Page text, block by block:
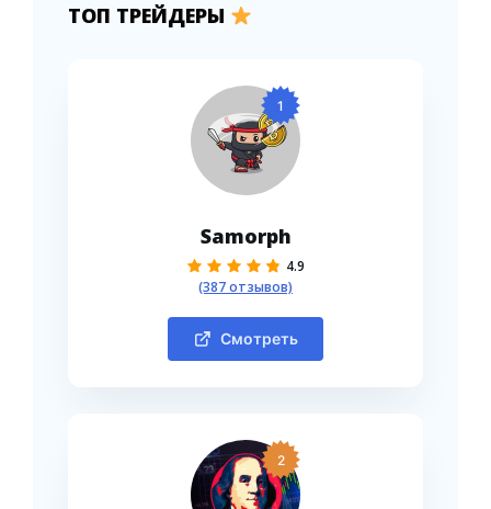
ТОП ТРЕЙДЕРЫ
1
Samorph
4.9
(387 отзывов)
Смотреть
2